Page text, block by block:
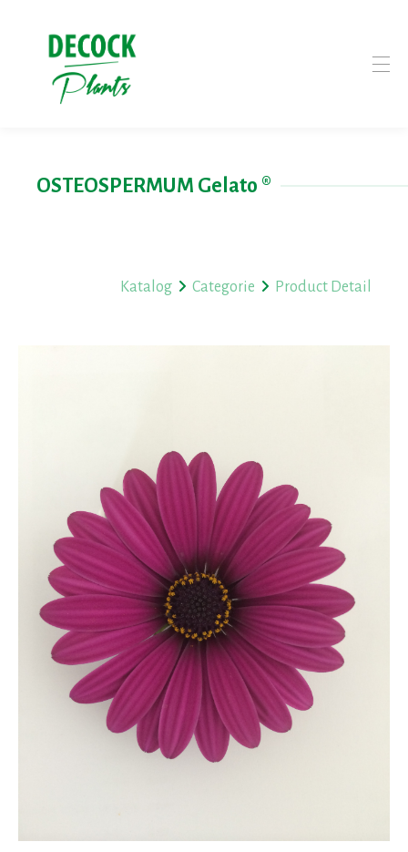
OSTEOSPERMUM Gelato ®
Katalog Categorie Product Detail